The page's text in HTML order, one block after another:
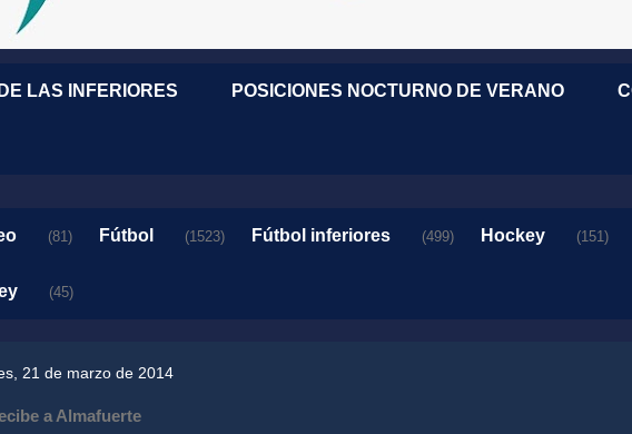
LAS INFERIORES POSICIONES NOCTURNO DE VERANO
(81) Fútbol (1523) Fútbol inferiores (499) Hockey (151)
(45)
21 de marzo de 2014
a Almafuerte